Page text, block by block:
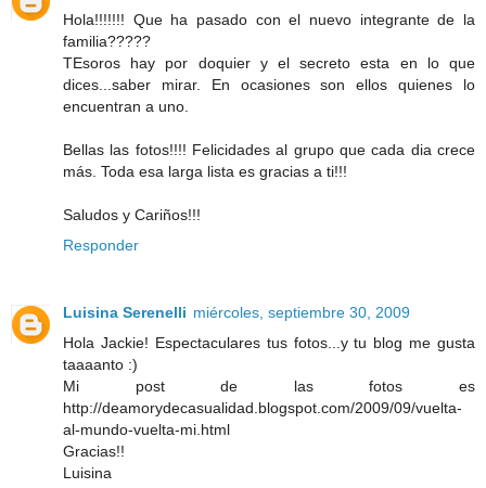
Hola!!!!!!! Que ha pasado con el nuevo integrante de la
familia?????
TEsoros hay por doquier y el secreto esta en lo que
dices...saber mirar. En ocasiones son ellos quienes lo
encuentran a uno.
Bellas las fotos!!!! Felicidades al grupo que cada dia crece
más. Toda esa larga lista es gracias a ti!!!
Saludos y Cariños!!!
Responder
Luisina Serenelli miércoles, septiembre 30, 2009
Hola Jackie! Espectaculares tus fotos...y tu blog me gusta
taaaanto :)
Mi post de las fotos es
http://deamorydecasualidad.blogspot.com/2009/09/vuelta-
al-mundo-vuelta-mi.html
Gracias!!
Luisina